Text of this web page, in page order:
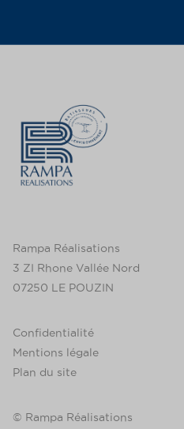
Rampa Réalisations
3 ZI Rhone Vallée Nord
07250 LE POUZIN
Confidentialité
Mentions légale
Plan du site
© Rampa Réalisations